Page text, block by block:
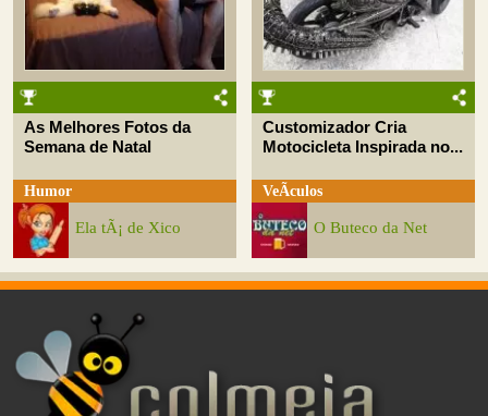
As Melhores Fotos da
Semana de Natal
Humor
Ela tÃ¡ de Xico
Customizador Cria
Motocicleta Inspirada no...
VeÃ­culos
O Buteco da Net